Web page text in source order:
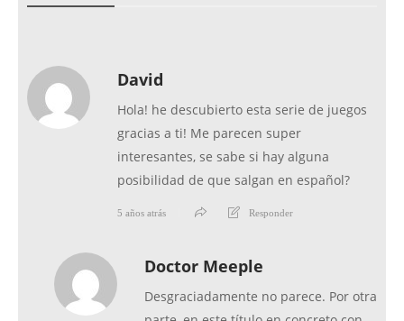
David
Hola! he descubierto esta serie de juegos
gracias a ti! Me parecen super
interesantes, se sabe si hay alguna
posibilidad de que salgan en español?
5 años atrás Responder
Doctor Meeple
Desgraciadamente no parece. Por otra